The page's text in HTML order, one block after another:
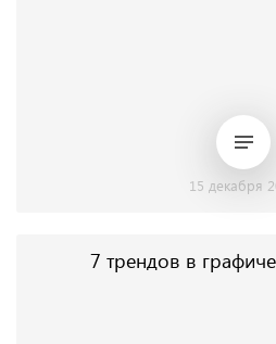
15 декабря
7 трендов в